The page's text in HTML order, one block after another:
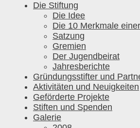
Die Stiftung
Die Idee
Die 10 Merkmale
Satzung
Gremien
Der Jugendbeirat
Jahresberichte
Gründungsstifter und
Aktivitäten und Neuigkeiten
Geförderte Projekte
Stiften und Spenden
Galerie